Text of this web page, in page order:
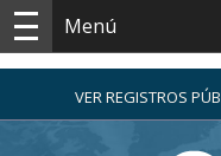
Menú
VER REGISTROS